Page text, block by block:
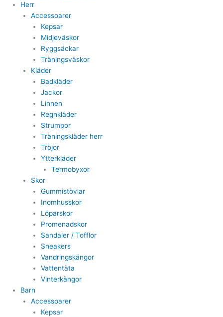
Herr
Accessoarer
Kepsar
Midjeväskor
Ryggsäckar
Träningsväskor
Kläder
Badkläder
Jackor
Linnen
Regnkläder
Strumpor
Träningskläder herr
Tröjor
Ytterkläder
Termobyxor
Skor
Gummistövlar
Inomhusskor
Löparskor
Promenadskor
Sandaler / Tofflor
Sneakers
Vandringskängor
Vattentäta
Vinterkängor
Barn
Accessoarer
Kepsar